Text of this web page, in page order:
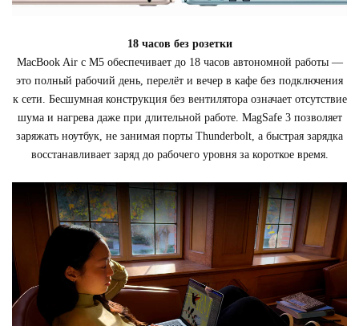
18 часов без розетки
MacBook Air с M5 обеспечивает до 18 часов автономной работы —
это полный рабочий день, перелёт и вечер в кафе без подключения
к сети. Бесшумная конструкция без вентилятора означает отсутствие
шума и нагрева даже при длительной работе. MagSafe 3 позволяет
заряжать ноутбук, не занимая порты Thunderbolt, а быстрая зарядка
восстанавливает заряд до рабочего уровня за короткое время.